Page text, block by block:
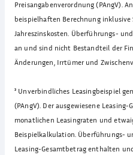
Preisangabenverordnung (PAngV).
beispielhaften Berechnung
Jahreszinskosten. Überführungs-
an und sind nicht Bestandteil der
Änderungen, Irrtümer und
³ Unverbindliches Leasingbeispiel
(PAngV). Der ausgewiesene
monatlichen Leasingraten und
Beispielkalkulation. Überführungs-
Leasing-Gesamtbetrag enthalten